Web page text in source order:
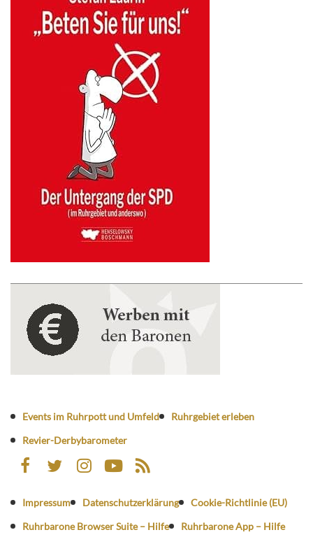
Events im Ruhrpott und Umfeld
Ruhrgebiet erleben
Revier-Derbybarometer
Impressum Datenschutzerklärung
Cookie-Richtlinie (EU)
Ruhrbarone Browser Suite – Hilfe
Ruhrbarone App – Hilfe